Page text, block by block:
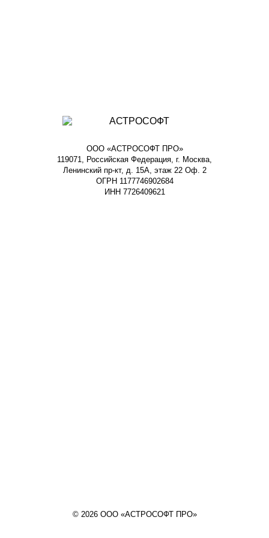
ООО «АСТРОСОФТ ПРО»
119071, Российская Федерация, г. Москва,
Ленинский пр-кт, д. 15А, этаж 22 Оф. 2
ОГРН 1177746902684
ИНН 7726409621
© 2026 ООО «АСТРОСОФТ ПРО»